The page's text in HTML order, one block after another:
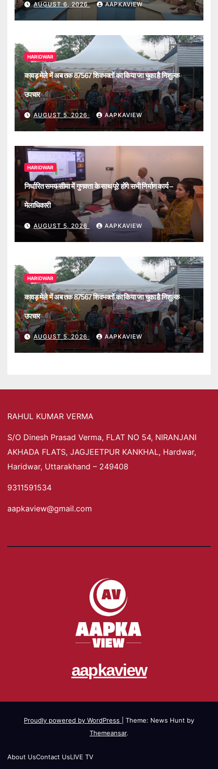
AUGUST 6, 2026 AAPKAVIEW
HARIDWAR
कावड़ मेले में अब तक 87567 शिवभक्तों का किया जा चुका है निशुल्क
उपचार
AUGUST 5, 2026 AAPKAVIEW
HARIDWAR
निर्धारित समय-सीमा में गुणवत्ता के साथ पूरे होंगे सभी निर्माण कार्य –
मेलाधिकारी
AUGUST 5, 2026 AAPKAVIEW
HARIDWAR
कावड़ मेले में अब तक 87567 शिवभक्तों का किया जा चुका है निशुल्क
उपचार
AUGUST 5, 2026 AAPKAVIEW
RAHUL KUMAR VERMA
S/O Dinesh Prasad Verma, FLAT NO 54, NIRANJANI
AKHADA FLATS, JAGJEETPUR KANKHAL, Hardwar,
Haridwar, Uttarakhand – 249408
9311591534
aapkaview@gmail.com
aapkaview
Proudly powered by WordPress
Theme: News Hunt by
Themeansar.
About UsContact UsLIVE TV